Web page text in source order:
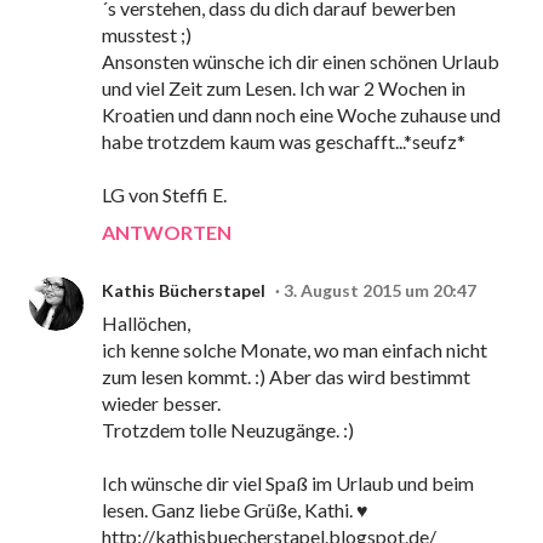
´s verstehen, dass du dich darauf bewerben
musstest ;)
Ansonsten wünsche ich dir einen schönen Urlaub
und viel Zeit zum Lesen. Ich war 2 Wochen in
Kroatien und dann noch eine Woche zuhause und
habe trotzdem kaum was geschafft...*seufz*
LG von Steffi E.
ANTWORTEN
Kathis Bücherstapel 3. August 2015 um 20:47
Hallöchen,
ich kenne solche Monate, wo man einfach nicht
zum lesen kommt. :) Aber das wird bestimmt
wieder besser.
Trotzdem tolle Neuzugänge. :)
Ich wünsche dir viel Spaß im Urlaub und beim
lesen. Ganz liebe Grüße, Kathi. ♥
http://kathisbuecherstapel.blogspot.de/